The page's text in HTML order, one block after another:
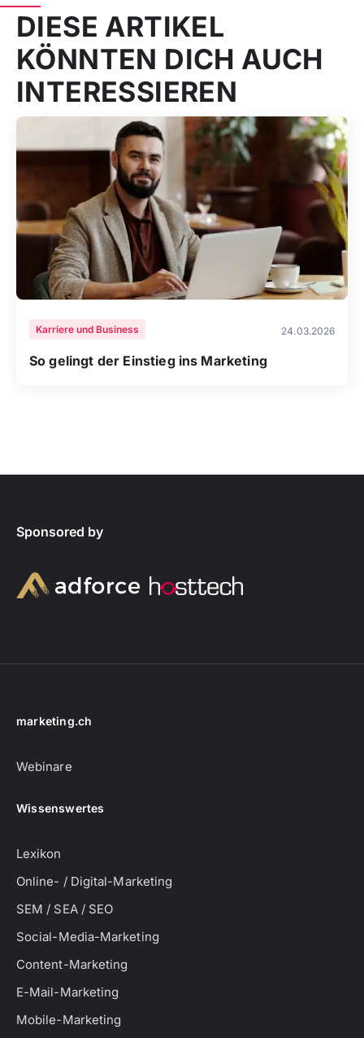
DIESE ARTIKEL
KÖNNTEN DICH AUCH
INTERESSIEREN
Karriere und Business 24.03.2026
So gelingt der Einstieg ins Marketing
Sponsored by
marketing.ch
Webinare
Wissenswertes
Lexikon
Online- / Digital-Marketing
SEM / SEA / SEO
Social-Media-Marketing
Content-Marketing
E-Mail-Marketing
Mobile-Marketing